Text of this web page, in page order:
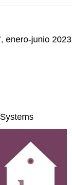
enero-junio 2023